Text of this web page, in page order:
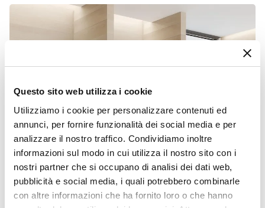
Questo sito web utilizza i cookie
Utilizziamo i cookie per personalizzare contenuti ed
annunci, per fornire funzionalità dei social media e per
analizzare il nostro traffico. Condividiamo inoltre
informazioni sul modo in cui utilizza il nostro sito con i
nostri partner che si occupano di analisi dei dati web,
pubblicità e social media, i quali potrebbero combinarle
con altre informazioni che ha fornito loro o che hanno